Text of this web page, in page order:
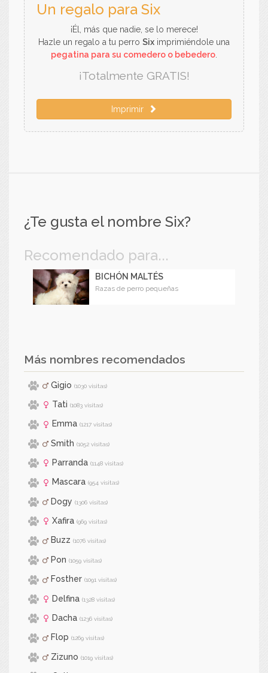
Un regalo para Six
¡Él, más que nadie, se lo merece!
Hazle un regalo a tu perro Six imprimiéndole una
pegatina para su comedero o bebedero
¡Totalmente GRATIS!
Imprimir
¿Te gusta el nombre Six?
Recomendado para...
BICHÓN MALTÉS
Razas de perro pequeñas
Más nombres recomendados
Gigio (1030 visitas)
Tati (1083 visitas)
Emma (1217 visitas)
Smith (1052 visitas)
Parranda (1148 visitas)
Mascara (954 visitas)
Dogy (1306 visitas)
Xafira (969 visitas)
Buzz (1076 visitas)
Pon (1059 visitas)
Fosther (1091 visitas)
Delfina (1328 visitas)
Dacha (1236 visitas)
Flop (1269 visitas)
Zizuno (1019 visitas)